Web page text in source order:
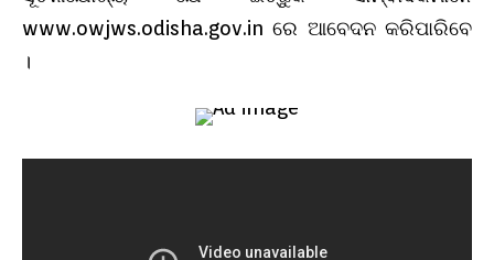
www.owjws.odisha.gov.in ରେ ଆବେଦନ କରିପାରିବେ
।